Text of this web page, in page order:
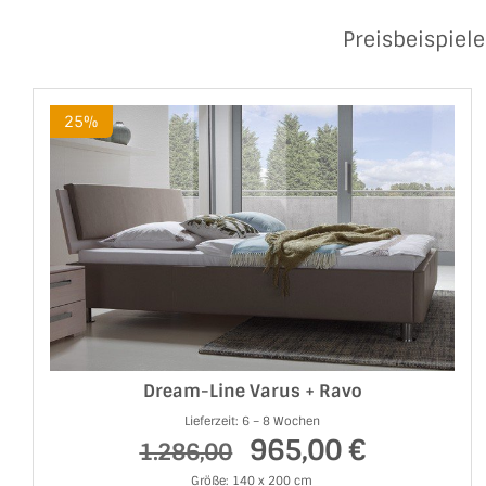
25%
Dream-Line Varus + Ravo
Lieferzeit: 6 – 8 Wochen
1.286,00 965,00 €
Größe: 140 x 200 cm